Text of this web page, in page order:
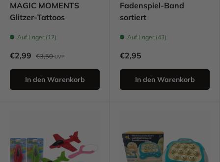
MAGIC MOMENTS
Glitzer-Tattoos
Auf Lager (12)
€2,99 €3,50UVP
In den Warenkorb
Fadenspiel-Band
sortiert
Auf Lager (43)
€2,95
In den Warenkorb